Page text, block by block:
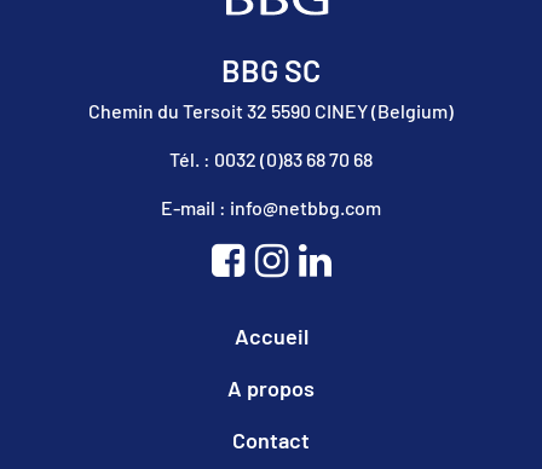
BBG SC
Chemin du Tersoit 32 5590 CINEY (Belgium)
Tél. : 0032 (0)83 68 70 68
E-mail : info@netbbg.com
Accueil
A propos
Contact